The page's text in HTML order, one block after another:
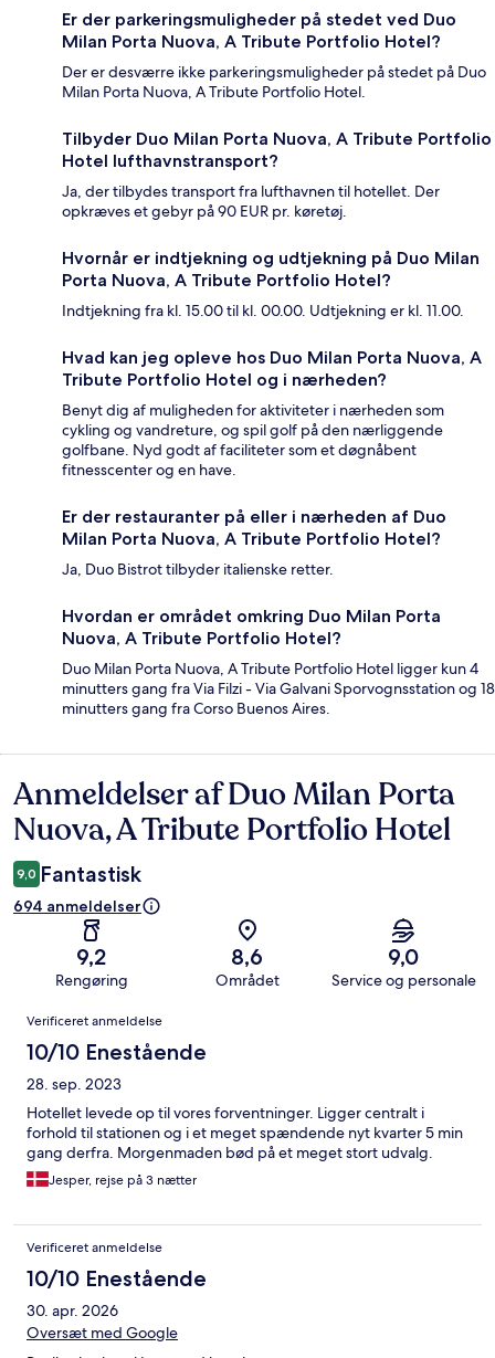
Er der parkeringsmuligheder på stedet ved Duo
Milan Porta Nuova, A Tribute Portfolio Hotel?
Der er desværre ikke parkeringsmuligheder på stedet på Duo
Milan Porta Nuova, A Tribute Portfolio Hotel.
Tilbyder Duo Milan Porta Nuova, A Tribute Portfolio
Hotel lufthavnstransport?
Ja, der tilbydes transport fra lufthavnen til hotellet. Der
opkræves et gebyr på 90 EUR pr. køretøj.
Hvornår er indtjekning og udtjekning på Duo Milan
Porta Nuova, A Tribute Portfolio Hotel?
Indtjekning fra kl. 15.00 til kl. 00.00. Udtjekning er kl. 11.00.
Hvad kan jeg opleve hos Duo Milan Porta Nuova, A
Tribute Portfolio Hotel og i nærheden?
Benyt dig af muligheden for aktiviteter i nærheden som
cykling og vandreture, og spil golf på den nærliggende
golfbane. Nyd godt af faciliteter som et døgnåbent
fitnesscenter og en have.
Er der restauranter på eller i nærheden af Duo
Milan Porta Nuova, A Tribute Portfolio Hotel?
Ja, Duo Bistrot tilbyder italienske retter.
Hvordan er området omkring Duo Milan Porta
Nuova, A Tribute Portfolio Hotel?
Duo Milan Porta Nuova, A Tribute Portfolio Hotel ligger kun 4
minutters gang fra Via Filzi - Via Galvani Sporvognsstation og 18
minutters gang fra Corso Buenos Aires.
Anmeldelser
Anmeldelser af Duo Milan Porta
Nuova, A Tribute Portfolio Hotel
9,0 Fantastisk
694 anmeldelser
9,2
Rengøring
8,6
Området
9,0
Service og personale
Anmeldelser
Verificeret anmeldelse
10/10 Enestående
28. sep. 2023
Hotellet levede op til vores forventninger. Ligger centralt i
forhold til stationen og i et meget spændende nyt kvarter 5 min
gang derfra. Morgenmaden bød på et meget stort udvalg.
Jesper, rejse på 3 nætter
Verificeret anmeldelse
10/10 Enestående
30. apr. 2026
Oversæt med Google